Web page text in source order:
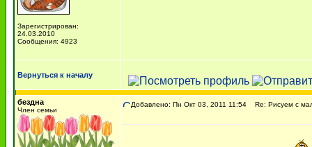
Зарегистрирован:
24.03.2010
Сообщения: 4923
Вернуться к началу
бездна
Член семьи
Добавлено: Пн Окт 03, 2011 11:54 Re: Рисуем с